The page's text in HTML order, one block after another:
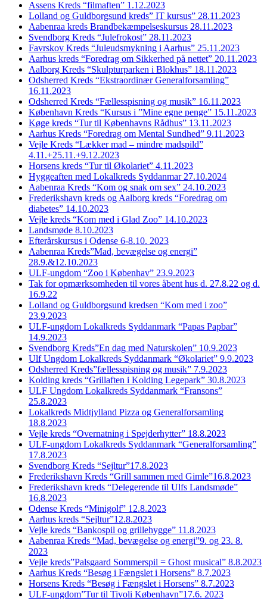
Assens Kreds “filmaften” 1.12.2023
Lolland og Guldborgsund kreds” IT kursus” 28.11.2023
Aabenraa kreds Brandbekæmpelseskursus 28.11.2023
Svendborg Kreds “Julefrokost” 28.11.2023
Favrskov Kreds “Juleudsmykning i Aarhus” 25.11.2023
Aarhus kreds “Foredrag om Sikkerhed på nettet” 20.11.2023
Aalborg Kreds “Skulpturparken i Blokhus” 18.11.2023
Odsherred Kreds “Ekstraordinær Generalforsamling”
16.11.2023
Odsherred Kreds “Fællesspisning og musik” 16.11.2023
København Kreds “Kursus i ”Mine egne penge” 15.11.2023
Køge kreds “Tur til Københavns Rådhus” 13.11.2023
Aarhus Kreds “Foredrag om Mental Sundhed” 9.11.2023
Vejle Kreds “Lækker mad – mindre madspild”
4.11.+25.11.+9.12.2023
Horsens kreds “Tur til Økolariet” 4.11.2023
Hyggeaften med Lokalkreds Syddanmar 27.10.2024
Aabenraa Kreds “Kom og snak om sex” 24.10.2023
Frederikshavn kreds og Aalborg kreds “Foredrag om
diabetes” 14.10.2023
Vejle kreds “Kom med i Glad Zoo” 14.10.2023
Landsmøde 8.10.2023
Efterårskursus i Odense 6-8.10. 2023
Aabenraa Kreds”Mad, bevægelse og energi”
28.9.&12.10.2023
ULF-ungdom “Zoo i Københav” 23.9.2023
Tak for opmærksomheden til vores åbent hus d. 27.8.22 og d.
16.9.22
Lolland og Guldborgsund kredsen “Kom med i zoo”
23.9.2023
ULF-ungdom Lokalkreds Syddanmark “Papas Papbar”
14.9.2023
Svendborg Kreds”En dag med Naturskolen” 10.9.2023
Ulf Ungdom Lokalkreds Syddanmark “Økolariet” 9.9.2023
Odsherred Kreds”fællesspisning og musik” 7.9.2023
Kolding kreds “Grillaften i Kolding Legepark” 30.8.2023
ULF Ungdom Lokalkreds Syddanmark “Fransons”
25.8.2023
Lokalkreds Midtjylland Pizza og Generalforsamling
18.8.2023
Vejle kreds “Overnatning i Spejderhytter” 18.8.2023
ULF-ungdom Lokalkreds Syddanmark “Generalforsamling”
17.8.2023
Svendborg Kreds “Sejltur”17.8.2023
Frederikshavn Kreds “Grill sammen med Gimle”16.8.2023
Frederikshavn kreds “Delegerende til Ulfs Landsmøde”
16.8.2023
Odense Kreds “Minigolf” 12.8.2023
Aarhus kreds “Sejltur”12.8.2023
Vejle kreds “Bankospil og grillehygge” 11.8.2023
Aabenraa Kreds “Mad, bevægelse og energi”9. og 23. 8.
2023
Vejle kreds”Palsgaard Sommerspil = Ghost musical” 8.8.2023
Aarhus Kreds “Besøg i Fængslet i Horsens” 8.7.2023
Horsens Kreds “Besøg i Fængslet i Horsens” 8.7.2023
ULF-ungdom”Tur til Tivoli København”17.6. 2023